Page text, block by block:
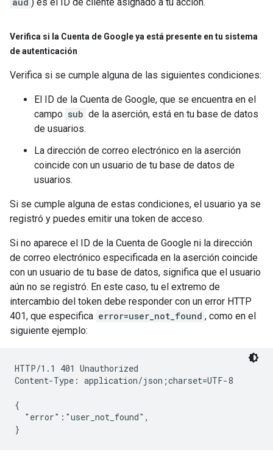
Verifica si la Cuenta de Google ya está presente en tu sistema
de autenticación
Verifica si se cumple alguna de las siguientes condiciones:
El ID de la Cuenta de Google, que se encuentra en el
campo sub de la aserción, está en tu base de datos
de usuarios.
La dirección de correo electrónico en la aserción
coincide con un usuario de tu base de datos de
usuarios.
Si se cumple alguna de estas condiciones, el usuario ya se
registró y puedes emitir una token de acceso.
Si no aparece el ID de la Cuenta de Google ni la dirección
de correo electrónico especificada en la aserción coincide
con un usuario de tu base de datos, significa que el usuario
aún no se registró. En este caso, tu el extremo de
intercambio del token debe responder con un error HTTP
401, que especifica error=user_not_found , como en el
siguiente ejemplo:
HTTP/1.1 401 Unauthorized
Content-Type: application/json;charset=UTF-8
{
  "error":"user_not_found",